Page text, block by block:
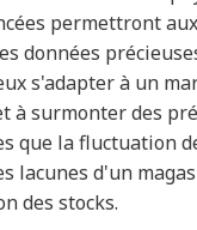
permettront
données
s'adapter à un
à surmonter des
que la fluctuation
lacunes d'un
des stocks.